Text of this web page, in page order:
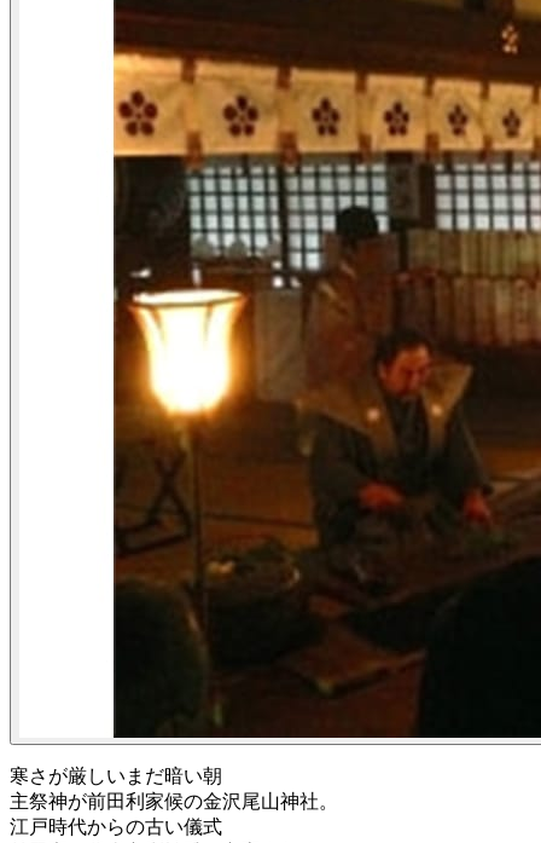
寒さが厳しいまだ暗い朝
主祭神が前田利家候の金沢尾山神社。
江戸時代からの古い儀式